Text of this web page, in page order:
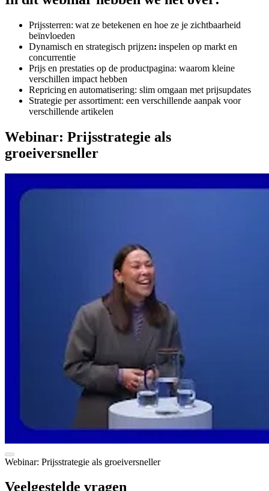
Prijssterren: wat ze betekenen en hoe ze je zichtbaarheid
beïnvloeden
Dynamisch en strategisch prijzen: inspelen op markt en
concurrentie
Prijs en prestaties op de productpagina: waarom kleine
verschillen impact hebben
Repricing en automatisering: slim omgaan met prijsupdates
Strategie per assortiment: een verschillende aanpak voor
verschillende artikelen
Webinar: Prijsstrategie als
groeiversneller
Webinar: Prijsstrategie als groeiversneller
Veelgestelde vragen